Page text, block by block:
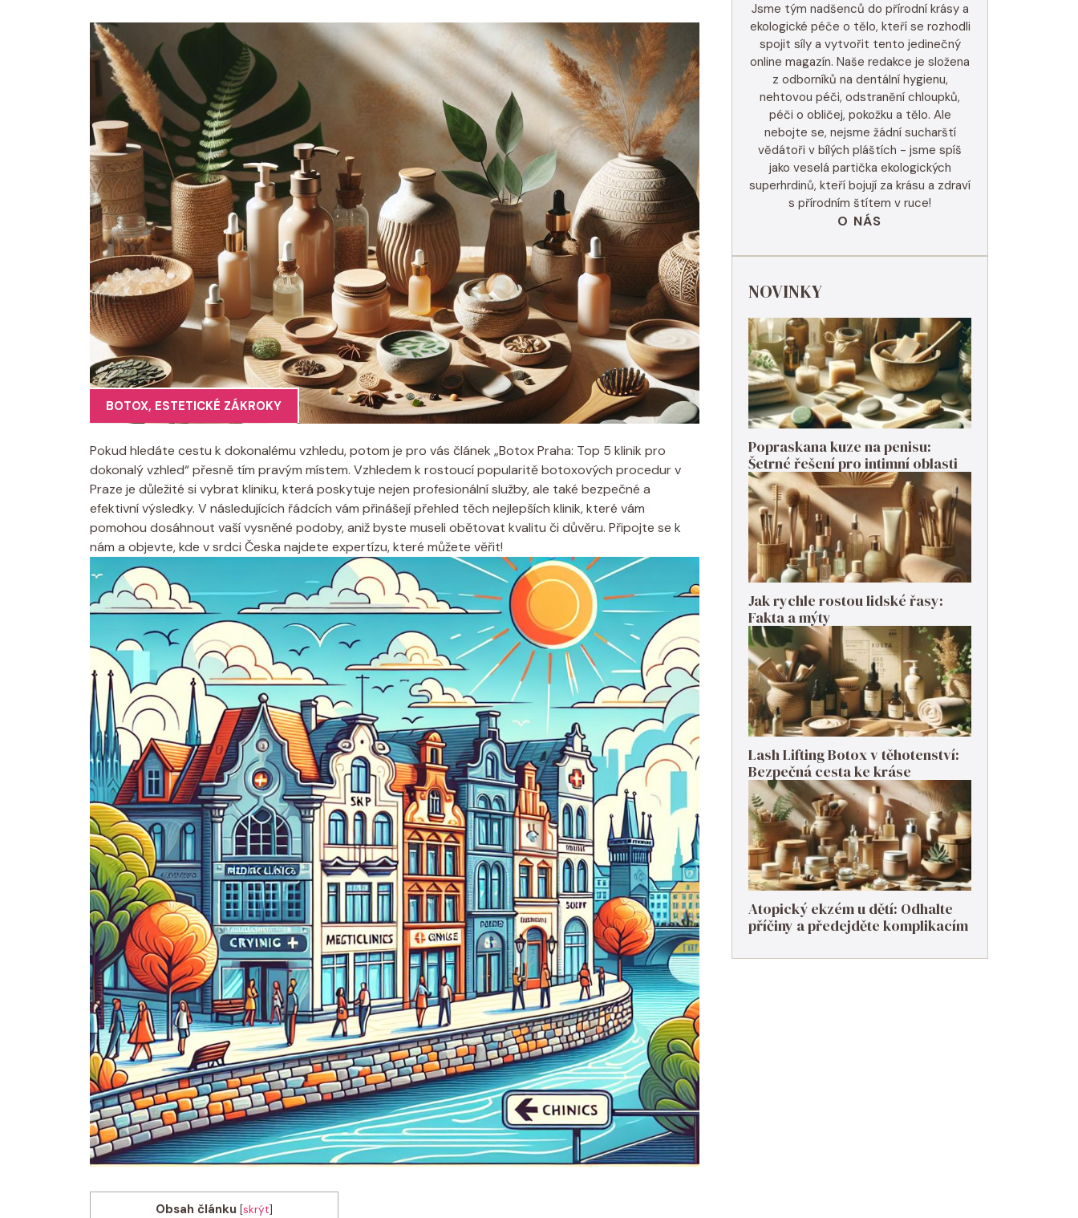
BOTOX, ESTETICKÉ ZÁKROKY
Pokud hledáte cestu k dokonalému vzhledu, potom je pro vás článek „Botox Praha: Top 5 klinik pro
dokonalý vzhled“ přesně tím pravým místem. Vzhledem k rostoucí popularitě botoxových procedur v
Praze je důležité si vybrat kliniku, která poskytuje nejen profesionální služby, ale také bezpečné a
efektivní výsledky. V následujících řádcích vám přinášejí přehled těch nejlepších klinik, které vám
pomohou dosáhnout vaší vysněné podoby, aniž byste museli obětovat kvalitu či důvěru. Připojte se k
nám a objevte, kde v srdci Česka najdete expertízu, které můžete věřit!
Obsah článku [skrýt]
Jsme tým nadšenců do přírodní krásy a
ekologické péče o tělo, kteří se rozhodli
spojit síly a vytvořit tento jedinečný
online magazín. Naše redakce je složena
z odborníků na dentální hygienu,
nehtovou péči, odstranění chloupků,
péči o obličej, pokožku a tělo. Ale
nebojte se, nejsme žádní sucharští
vědátoři v bílých pláštích - jsme spíš
jako veselá partička ekologických
superhrdinů, kteří bojují za krásu a zdraví
s přírodním štítem v ruce!
O NÁS
NOVINKY
Popraskana kuze na penisu:
Šetrné řešení pro intimní oblasti
Jak rychle rostou lidské řasy:
Fakta a mýty
Lash Lifting Botox v těhotenství:
Bezpečná cesta ke kráse
Atopický ekzém u dětí: Odhalte
příčiny a předejděte komplikacím